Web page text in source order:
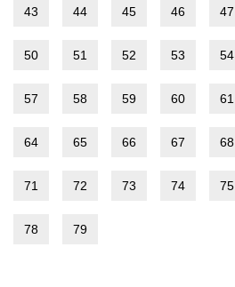
43 44 45 46 47
50 51 52 53 54
57 58 59 60 61
64 65 66 67 68
71 72 73 74 75
78 79